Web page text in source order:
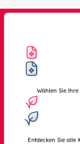
Wählen Sie
Entdecken Sie alle